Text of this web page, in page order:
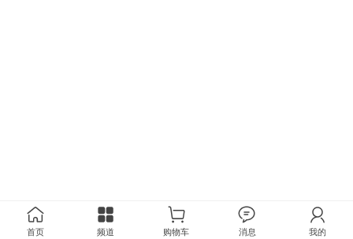
首页 频道 购物车 消息 我的